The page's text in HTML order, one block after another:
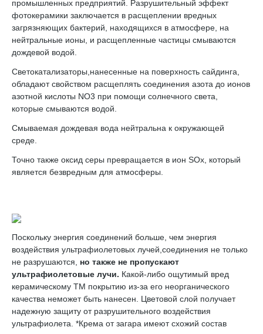
промышленных предприятий. Разрушительный эффект
фотокерамики заключается в расщеплении вредных
загрязняющих бактерий, находящихся в атмосфере, на
нейтральные ионы, и расщепленные частицы смываются
дождевой водой.
Светокатализаторы,нанесенные на поверхность сайдинга,
обладают свойством расщеплять соединения азота до ионов
азотной кислоты NO3 при помощи солнечного света,
которые смываются водой.
Смываемая дождевая вода нейтральна к окружающей
среде.
Точно также оксид серы превращается в ион SOx, который
является безвредным для атмосферы.
Поскольку энергия соединений больше, чем энергия
воздействия ультрафиолетовых лучей,соединения не только
не разрушаются, но также не пропускают
ультрафиолетовые лучи. Какой-либо ощутимый вред
керамическому TM покрытию из-за его неорганического
качества неможет быть нанесен. Цветовой слой получает
надежную защиту от разрушительного воздействия
ультрафиолета. *Крема от загара имеют схожий состав